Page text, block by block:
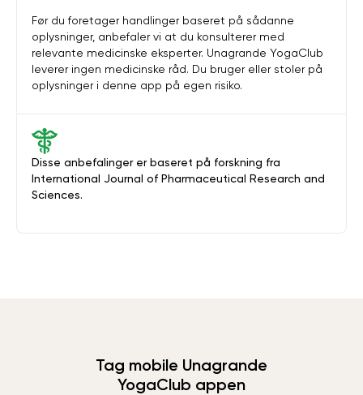
Disse anbefalinger er baseret på forskning fra
International Journal of Pharmaceutical Research and
Sciences.
Før du foretager handlinger baseret på sådanne
oplysninger, anbefaler vi at du konsulterer med
relevante medicinske eksperter. Unagrande YogaClub
leverer ingen medicinske råd. Du bruger eller stoler på
oplysninger i denne app på egen risiko.
Tag mobile Unagrande
YogaClub appen